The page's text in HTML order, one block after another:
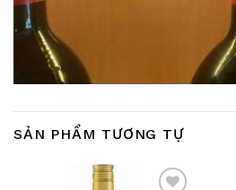
SẢN PHẨM TƯƠNG TỰ